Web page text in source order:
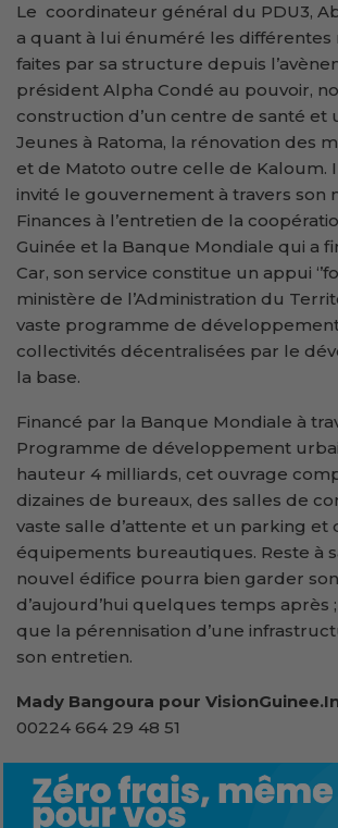
Le coordinateur général du PDU3,
a quant à lui énuméré les différentes
faites par sa structure depuis
président Alpha Condé au pouvoir,
construction d’un centre de santé et
Jeunes à Ratoma, la rénovation des
et de Matoto outre celle de Kaloum.
invité le gouvernement à travers son
Finances à l’entretien de la
Guinée et la Banque Mondiale qui a
Car, son service constitue un appui
ministère de l’Administration du
vaste programme de
collectivités décentralisées par le
la base.
Financé par la Banque Mondiale à
Programme de développement
hauteur 4 milliards, cet ouvrage
dizaines de bureaux, des salles de
vaste salle d’attente et un parking et
équipements bureautiques. Reste à
nouvel édifice pourra bien garder
d’aujourd’hui quelques temps après
que la pérennisation d’une
son entretien.
Mady Bangoura pour
00224 664 29 48 51